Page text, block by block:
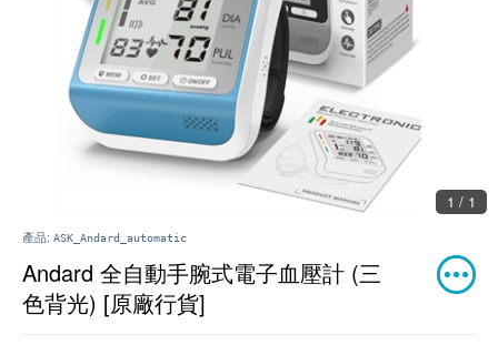
1 / 1
產品: ASK_Andard_automatic
Andard 全自動手腕式電子血壓計 (三
色背光) [原廠行貨]